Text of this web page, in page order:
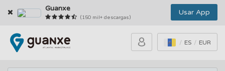
Guanxe
(150 mil+ descargas)
Usar App
ES EUR